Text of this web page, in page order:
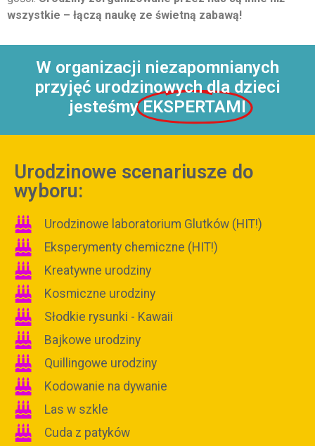
wszystkie – łączą naukę ze świetną zabawą!
W organizacji niezapomnianych
przyjęć urodzinowych dla dzieci
jesteśmy EKSPERTAMI
Urodzinowe scenariusze do
wyboru:
Urodzinowe laboratorium Glutków (HIT!)
Eksperymenty chemiczne (HIT!)
Kreatywne urodziny
Kosmiczne urodziny
Słodkie rysunki - Kawaii
Bajkowe urodziny
Quillingowe urodziny
Kodowanie na dywanie
Las w szkle
Cuda z patyków